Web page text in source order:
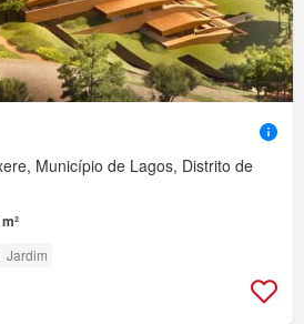
Município de Lagos, Distrito de
Jardim